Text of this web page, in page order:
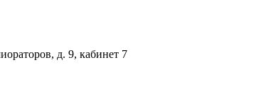
д. 9, кабинет 7